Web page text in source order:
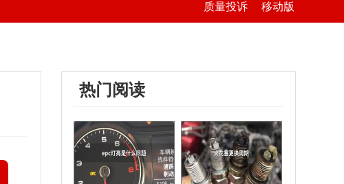
质量投诉 移动版
热门阅读